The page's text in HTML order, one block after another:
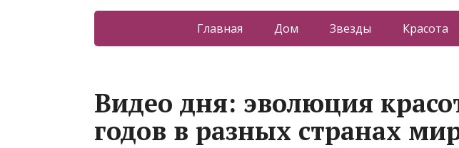
Главная Дом Звезды Красота
Видео дня: эволюция
годов в разных странах